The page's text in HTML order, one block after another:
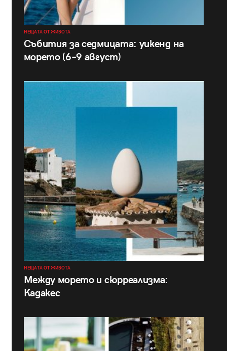
НЕЩАТА ОТ ЖИВОТА
Събития за седмицата: уикенд на
морето (6–9 август)
НЕЩАТА ОТ ЖИВОТА
Между морето и сюрреализма:
Кадакес